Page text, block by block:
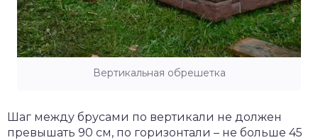
Вертикальная обрешетка
Шаг между брусами по вертикали не должен
превышать 90 см, по горизонтали – не больше 45